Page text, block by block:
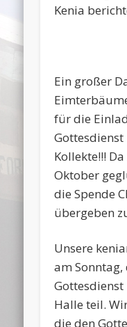
Kenia
Ein großer
für die
Kollekte!!!
Oktober
die Spende
übergeben
Unsere
am
Halle teil.
die den